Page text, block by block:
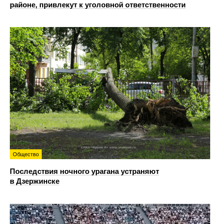
районе, привлекут к уголовной ответственности
Общество
Последствия ночного урагана устраняют
в Дзержинске